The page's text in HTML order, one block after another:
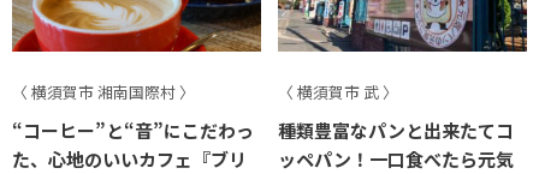
〈 横須賀市 湘南国際村 〉
“コーヒー”と“音”にこだわっ
た、心地のいいカフェ『ブリ
〈 横須賀市 武 〉
種類豊富なパンと出来たてコ
ッペパン！一口食べたら元気